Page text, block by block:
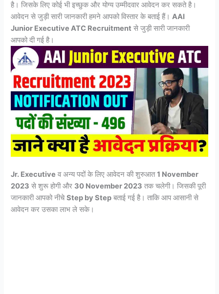
है। जिसके लिए कोई भी इच्छुक और योग्य उम्मीदवार आवेदन कर सकते है।
आवेदन से जुड़ी सारी जानकारी हमने आपको विस्तार के बताई हैं।AAI
Junior Executive ATC Recruitment से जुड़ी सारी जानकारी
आपको दी गई है।
Jr. Executive व अन्य पदों के लिए आवेदन की शुरुआत1 November
2023 से शुरू होगी और 30 November 2023 तक चलेगी। जिसकी पूरी
जानकारी आपको नीचेStep by Step बताई गई है। ताकि आप आसानी से
आवेदन कर उसका लाभ ले सके।